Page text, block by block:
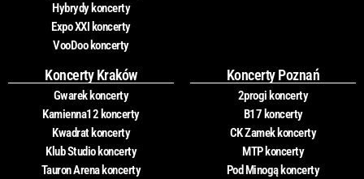
Hybrydy koncerty
Expo XXI koncerty
VooDoo koncerty
Koncerty Kraków
Gwarek koncerty
Kamienna12 koncerty
Kwadrat koncerty
Klub Studio koncerty
Tauron Arena koncerty
Koncerty Poznań
2progi koncerty
B17 koncerty
CK Zamek koncerty
MTP koncerty
Pod Minogą koncerty